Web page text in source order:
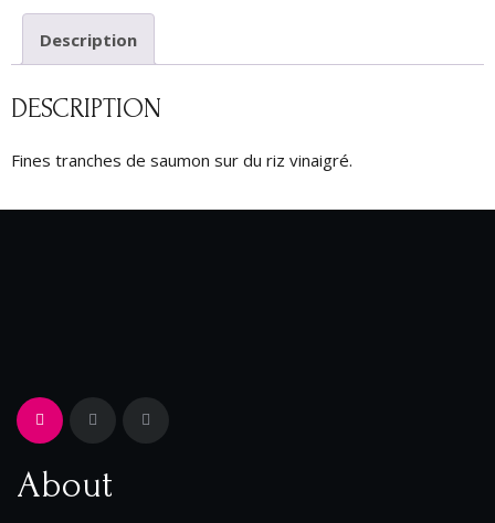
Description
DESCRIPTION
Fines tranches de saumon sur du riz vinaigré.
About